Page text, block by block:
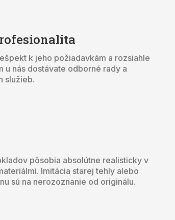
k jeho požiadavkám a rozsiahle
nás dostávate odborné rady a
služieb.
pôsobia absolútne realisticky v
Imitácia starej tehly alebo
sú na nerozoznanie od originálu.